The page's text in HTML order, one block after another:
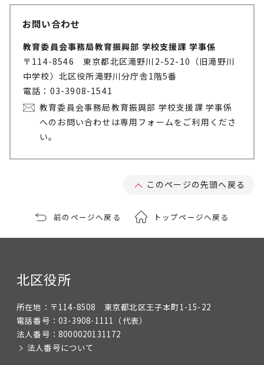
お問い合わせ
教育委員会事務局教育振興部 学校支援課 学事係
〒114-8546 東京都北区滝野川2-52-10（旧滝野川
中学校）北区役所滝野川分庁舎1階5番
電話：03-3908-1541
教育委員会事務局教育振興部 学校支援課 学事係
へのお問い合わせは専用フォームをご利用くださ
い。
このページの先頭へ戻る
前のページへ戻る トップページへ戻る
北区役所
所在地： 〒114-8508 東京都北区王子本町1-15-22
電話番号： 03-3908-1111 （代表）
法人番号： 8000020131172
法人番号について